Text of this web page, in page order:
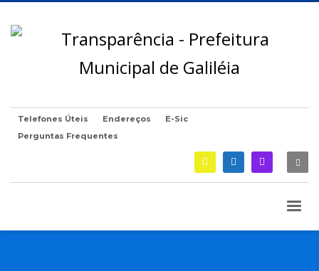
Telefones Úteis Endereços
E-Sic
Perguntas Frequentes